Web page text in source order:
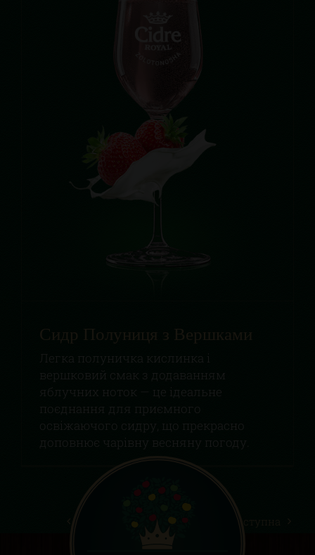
Легка полуничка кислинка і
вершковий смак з додаванням
яблучних ноток — це ідеальне
поєднання для приємного
освіжаючого сидру, що прекрасно
доповнює чарівну весняну погоду.
Попередня